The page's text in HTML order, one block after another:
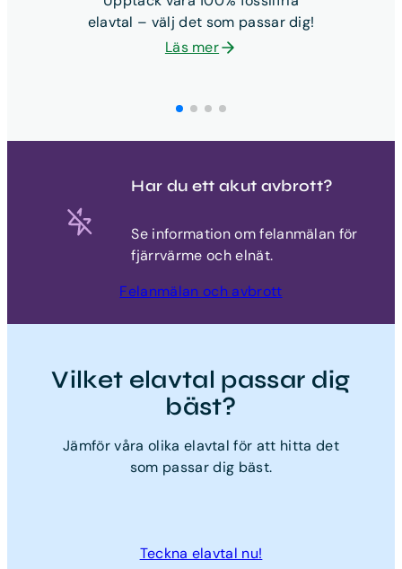
elavtal – välj det som passar dig!
Läs mer
Har du ett akut avbrott?
Se information om felanmälan för
fjärrvärme och elnät.
Felanmälan och avbrott
Vilket elavtal passar dig
bäst?
Jämför våra olika elavtal för att hitta det
som passar dig bäst.
Teckna elavtal nu!